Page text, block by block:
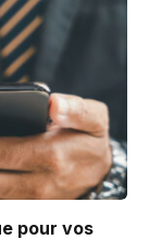
pour vos